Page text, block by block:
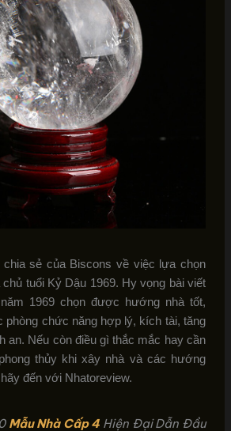
chia sẻ của Biscons về việc lựa chọn
tuổi Kỷ Dậu 1969. Hy vọng bài viết
1969 chọn được hướng nhà tốt,
phòng chức năng hợp lý, kích tài, tăng
an. Nếu còn điều gì thắc mắc hay cần
thủy khi xây nhà và các hướng
đến với Nhatoreview.
Mẫu Nhà Cấp 4 Hiện Đại Dẫn Đầu